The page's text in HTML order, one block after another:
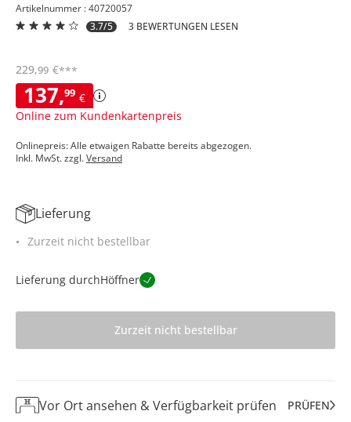
Artikelnummer : 40720057
3.7/5
3 BEWERTUNGEN LESEN
137,99 €
Online zum Kundenkartenpreis
229,99 €***
Onlinepreis: Alle etwaigen Rabatte bereits abgezogen.
Inkl. MwSt. zzgl.Versand
Lieferung
Zurzeit nicht bestellbar
Lieferung durchHöffner
Zurzeit nicht bestellbar
Vor Ort ansehen & Verfügbarkeit prüfen PRÜFEN